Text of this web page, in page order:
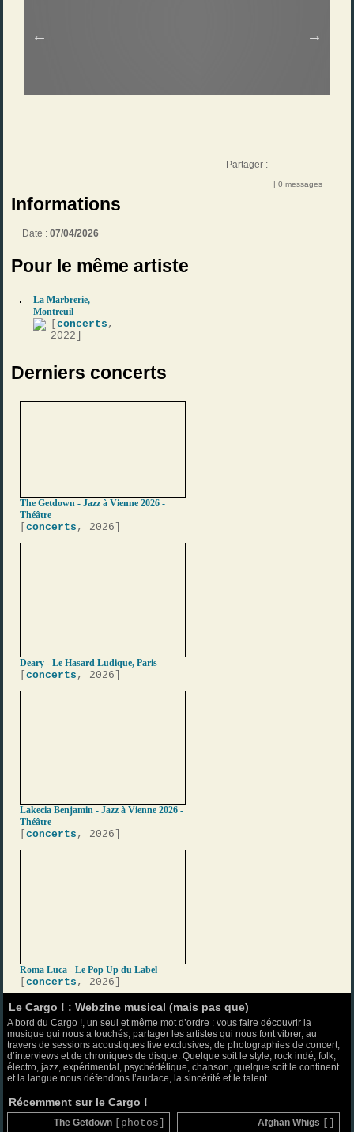
Partager :
| 0 messages
Informations
Date :07/04/2026
Pour le même artiste
La Marbrerie,
Montreuil
[concerts ,
2022]
Derniers concerts
The Getdown - Jazz à Vienne 2026 -
Théâtre
[concerts , 2026]
Deary - Le Hasard Ludique, Paris
[concerts , 2026]
Lakecia Benjamin - Jazz à Vienne 2026 -
Théâtre
[concerts , 2026]
Roma Luca - Le Pop Up du Label
[concerts , 2026]
Le Cargo ! : Webzine musical (mais pas que)
A bord du Cargo !, un seul et même mot d’ordre : vous faire découvrir la
musique qui nous a touchés, partager les artistes qui nous font vibrer, au
travers de sessions acoustiques live exclusives, de photographies de concert,
d’interviews et de chroniques de disque. Quelque soit le style, rock indé, folk,
électro, jazz, expérimental, psychédélique, chanson, quelque soit le continent
et la langue nous défendons l’audace, la sincérité et le talent.
Récemment sur le Cargo !
The Getdown [photos] Afghan Whigs